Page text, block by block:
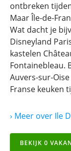
ontbreken
Maar Île-de-
Wat dacht je
Disneyland
kastelen
Fontainebleau.
Auvers-sur-
Franse keuken
› Meer over Ile
BEKIJK 0